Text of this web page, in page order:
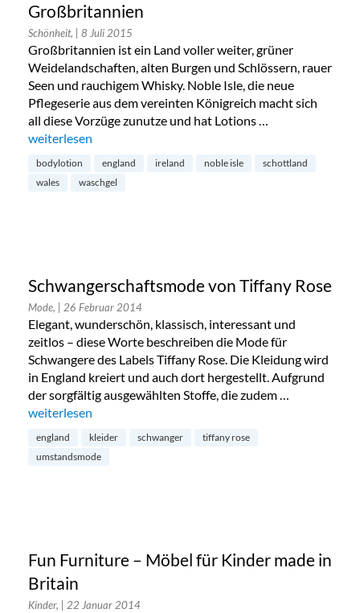
Großbritannien
Schönheit, | 8 Juli 2015
Großbritannien ist ein Land voller weiter, grüner
Weidelandschaften, alten Burgen und Schlössern, rauer
Seen und rauchigem Whisky. Noble Isle, die neue
Pflegeserie aus dem vereinten Königreich macht sich
all diese Vorzüge zunutze und hat Lotions …
„Noble Isle: Die Pflegeserie aus Großbritannien“
weiterlesen
bodylotion england ireland noble isle
schottland
wales
waschgel
Schwangerschaftsmode von Tiffany Rose
Mode, | 26 Februar 2014
Elegant, wunderschön, klassisch, interessant und
zeitlos – diese Worte beschreiben die Mode für
Schwangere des Labels Tiffany Rose. Die Kleidung wird
in England kreiert und auch dort hergestellt. Aufgrund
der sorgfältig ausgewählten Stoffe, die zudem …
„Schwangerschaftsmode von Tiffany Rose“
weiterlesen
england kleider schwanger
tiffany rose
umstandsmode
Fun Furniture – Möbel für Kinder made in
Britain
Kinder, | 22 Januar 2014